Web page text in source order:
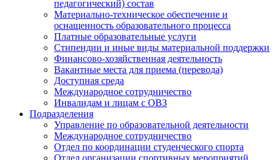
педагогический) состав
Материально-техническое обеспечение и
оснащенность образовательного процесса
Платные образовательные услуги
Стипендии и иные виды материальной поддержки
Финансово-хозяйственная деятельность
Вакантные места для приема (перевода)
Доступная среда
Международное сотрудничество
Инвалидам и лицам с ОВЗ
Подразделения
Управление по образовательной деятельности
Международное сотрудничество
Отдел по координации студенческого спорта